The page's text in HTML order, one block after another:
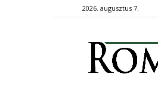
2026. augusztus 7.